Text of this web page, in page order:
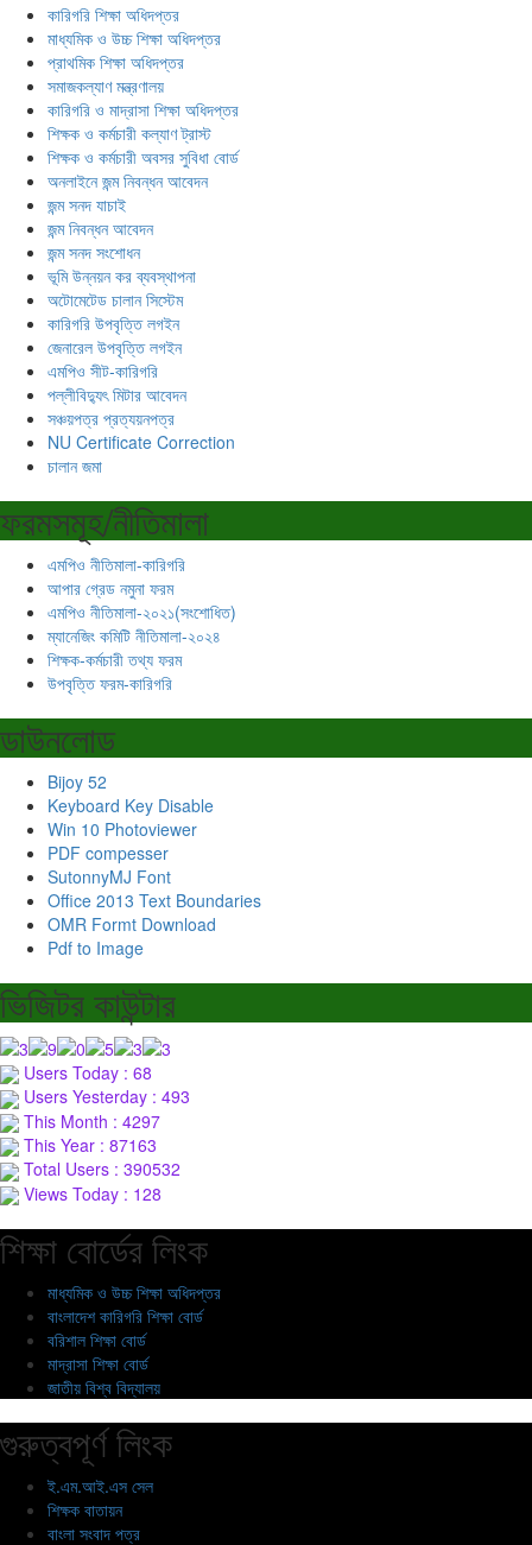
কারিগরি শিক্ষা অধিদপ্তর
মাধ্যমিক ও উচ্চ শিক্ষা অধিদপ্তর
প্রাথমিক শিক্ষা অধিদপ্তর
সমাজকল্যাণ মন্ত্রণালয়
কারিগরি ও মাদ্রাসা শিক্ষা অধিদপ্তর
শিক্ষক ও কর্মচারী কল্যাণ ট্রাস্ট
শিক্ষক ও কর্মচারী অবসর সুবিধা বোর্ড
অনলাইনে জন্ম নিবন্ধন আবেদন
জন্ম সনদ যাচাই
জন্ম নিবন্ধন আবেদন
জন্ম সনদ সংশোধন
ভূমি উন্নয়ন কর ব্যবস্থাপনা
অটোমেটেড চালান সিস্টেম
কারিগরি উপবৃত্তি লগইন
জেনারেল উপবৃত্তি লগইন
এমপিও সীট-কারিগরি
পল্লীবিদ্যুৎ মিটার আবেদন
সঞ্চয়পত্র প্রত্যয়নপত্র
NU Certificate Correction
চালান জমা
ফরমসমূহ/নীতিমালা
এমপিও নীতিমালা-কারিগরি
আপার গ্রেড নমুনা ফরম
এমপিও নীতিমালা-২০২১(সংশোধিত)
ম্যানেজিং কমিটি নীতিমালা-২০২৪
শিক্ষক-কর্মচারী তথ্য ফরম
উপবৃত্তি ফরম-কারিগরি
ডাউনলোড
Bijoy 52
Keyboard Key Disable
Win 10 Photoviewer
PDF compesser
SutonnyMJ Font
Office 2013 Text Boundaries
OMR Formt Download
Pdf to Image
ভিজিটর কাউন্টার
Users Today : 68
Users Yesterday : 493
This Month : 4297
This Year : 87163
Total Users : 390532
Views Today : 128
শিক্ষা বোর্ডের লিংক
মাধ্যমিক ও উচ্চ শিক্ষা অধিদপ্তর
বাংলাদেশ কারিগরি শিক্ষা বোর্ড
বরিশাল শিক্ষা বোর্ড
মাদ্রাসা শিক্ষা বোর্ড
জাতীয় বিশ্ব বিদ্যালয়
গুরুত্বপূর্ণ লিংক
ই.এম.আই.এস সেল
শিক্ষক বাতায়ন
বাংলা সংবাদ পত্র